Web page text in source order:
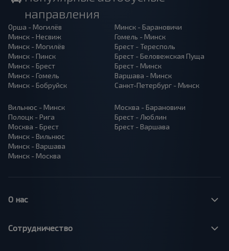
направления
Орша - Могилёв
Минск - Несвиж
Минск - Могилёв
Минск - Пинск
Минск - Брест
Минск - Гомель
Минск - Бобруйск
Минск - Барановичи
Гомель - Минск
Брест - Тересполь
Брест - Беловежская Пуща
Брест - Минск
Варшава - Минск
Санкт-Петербург - Минск
Вильнюс - Минск
Полоцк - Рига
Москва - Брест
Минск - Вильнюс
Минск - Варшава
Минск - Москва
Москва - Барановичи
Брест - Люблин
Брест - Варшава
О нас
Сотрудничество